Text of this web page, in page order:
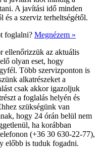
A javítási idő minden
és a szerviz terheltségétől.
foglalni? Megnézem »
ellenőrizzük az aktuális
olyan eset, hogy
Több szervizponton is
alkatrészeket a
csak akkor igazoljuk
a foglalás helyén és
szükségünk van
hogy 24 órán belül nem
ha korábban
(+36 30 630-22-77),
előbb is tuduk fogadni.